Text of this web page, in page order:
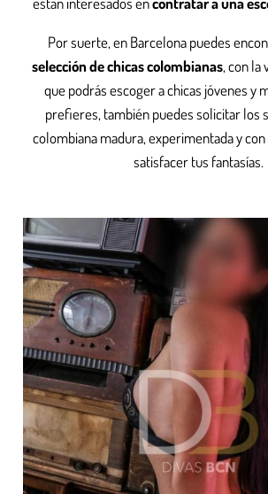
Por suerte, en Barcelona puedes
selección de chicas colombianas, con la
que podrás escoger a chicas jóvenes y
prefieres, también puedes solicitar los
colombiana madura, experimentada y
satisfacer tus fantasías.